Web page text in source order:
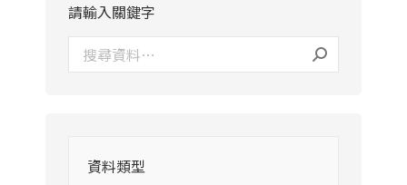
請輸入關鍵字
資料類型